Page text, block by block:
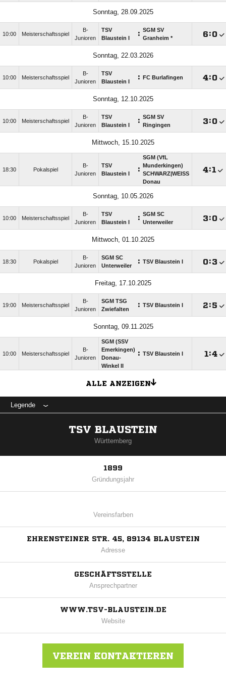
Sonntag, 28.09.2025
10:00 Meisterschaftsspiel
B-
Junioren
TSV
Blaustein I
: SGM SV
Granheim *
:
Sonntag, 22.03.2026
10:00 Meisterschaftsspiel
B-
Junioren
TSV
Blaustein I
: FC Burlafingen :
Sonntag, 12.10.2025
10:00 Meisterschaftsspiel
B-
Junioren
TSV
Blaustein I
: SGM SV
Ringingen
:
Mittwoch, 15.10.2025
18:30 Pokalspiel
B-
Junioren
TSV
Blaustein I
:
SGM (VfL
Munderkingen)
SCHWARZ|WEISS
Donau
:
Sonntag, 10.05.2026
10:00 Meisterschaftsspiel
B-
Junioren
TSV
Blaustein I
: SGM SC
Unterweiler
:
Mittwoch, 01.10.2025
18:30 Pokalspiel
B-
Junioren
SGM SC
Unterweiler
: TSV Blaustein I :
Freitag, 17.10.2025
19:00 Meisterschaftsspiel
B-
Junioren
SGM TSG
Zwiefalten
: TSV Blaustein I :
Sonntag, 09.11.2025
10:00 Meisterschaftsspiel
B-
Junioren
SGM (SSV
Emerkingen)
Donau-
Winkel II
: TSV Blaustein I :
ALLE ANZEIGEN
Legende
TSV BLAUSTEIN
Württemberg
1899
Gründungsjahr
Vereinsfarben
EHRENSTEINER STR. 45, 89134 BLAUSTEIN
Adresse
GESCHÄFTSSTELLE
Ansprechpartner
WWW.TSV-BLAUSTEIN.DE
Website
VEREIN KONTAKTIEREN